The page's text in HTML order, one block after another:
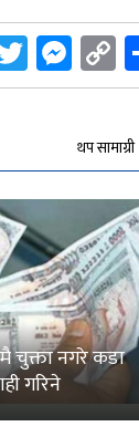
Twitter
थप सामाग्री
नगरे कडा
गरिने